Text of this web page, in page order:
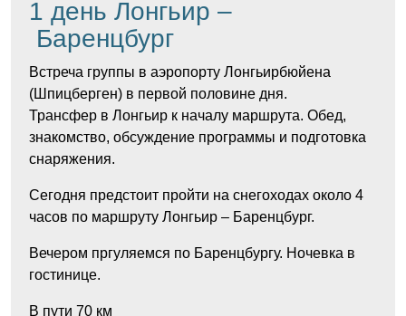
1 день Лонгьир –
Баренцбург
Встреча группы в аэропорту Лонгьирбюйена
(Шпицберген) в первой половине дня.
Трансфер в Лонгьир к началу маршрута. Обед,
знакомство, обсуждение программы и подготовка
снаряжения.
Сегодня предстоит пройти на снегоходах около 4
часов по маршруту Лонгьир – Баренцбург.
Вечером пргуляемся по Баренцбургу. Ночевка в
гостинице.
В пути 70 км